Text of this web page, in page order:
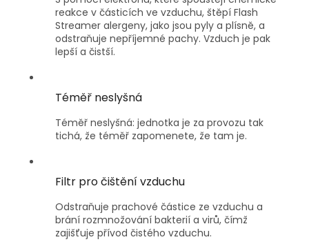
reakce v částicích ve vzduchu, štěpí Flash
Streamer alergeny, jako jsou pyly a plísně, a
odstraňuje nepříjemné pachy. Vzduch je pak
lepší a čistší.
Téměř neslyšná
Téměř neslyšná: jednotka je za provozu tak
tichá, že téměř zapomenete, že tam je.
Filtr pro čištění vzduchu
Odstraňuje prachové částice ze vzduchu a
brání rozmnožování bakterií a virů, čímž
zajišťuje přívod čistého vzduchu.